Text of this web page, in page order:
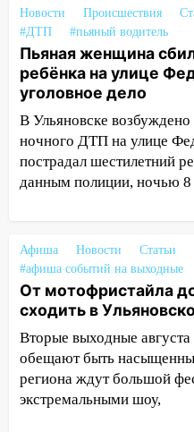
17:23
Прогноз
области на 8 августа
17:16 В
областной
новых аппаратов
16:51 В
ремонтируют
и проводят новое
девять бункеров
мусора
16:26 В
матч «Волги» под
16:12 В
разработают
цифровой ПЦР
Ульяновцы
Новости Происшествия
#ДТП
#пьяный водитель
Пьяная женщина
ребёнка на улице
уголовное дело
В Ульяновске возбуждено
ночного ДТП на улице
пострадал шестилетний
данным полиции, ночью 8
Афиша Новости
Статьи
#афиша событий на выходные
От мотофристайла
сходить в
Вторые выходные августа
обещают быть
региона ждут большой
экстремальными шоу,